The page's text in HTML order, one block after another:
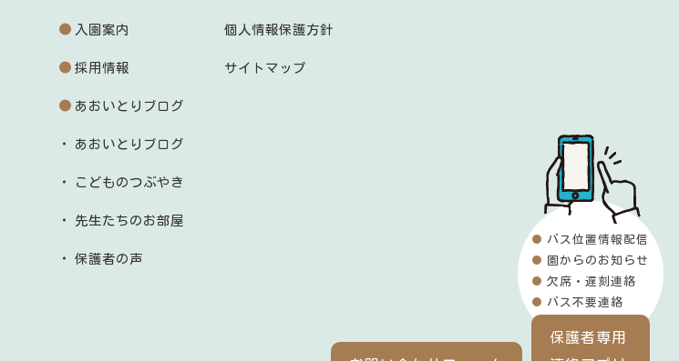
入園案内
採用情報
あおいとりブログ
あおいとりブログ
こどものつぶやき
先生たちのお部屋
保護者の声
個人情報保護方針
サイトマップ
保護者専用
バス位置情報配信
園からのお知らせ
欠席・遅刻連絡
バス不要連絡